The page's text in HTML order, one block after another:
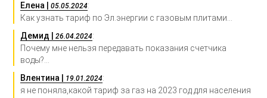
Елена |05.05.2024:
Как узнать тариф по Эл.энергии с газовым плитами...
Демид |26.04.2024:
Почему мне нельзя передавать показания счетчика
воды?...
Влентина |
19.01.2024:
я не поняла,какой тариф за газ на 2023 год для населения